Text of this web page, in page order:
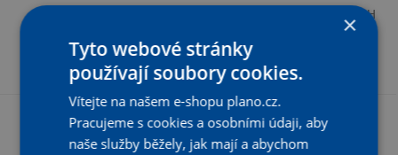
782,47 Kč bez DPH
+ KS
- 20 %
Z katalogové ceny
×
Tyto webové stránky
používají soubory cookies.
Vítejte na našem e-shopu plano.cz.
Pracujeme s cookies a osobními údaji, aby
naše služby běžely, jak mají a abychom